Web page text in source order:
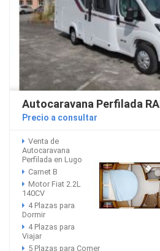
Autocaravana Perfilada
Precio a consultar
Venta de
Autocaravana
Perfilada en Lugo
Carnet B
Motor Fiat 2.2L
140CV
4 Plazas para
Dormir
4 Plazas para
Viajar
5 Plazas para Comer